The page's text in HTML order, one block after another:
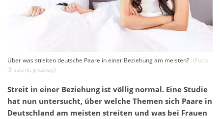
Über was streiten deutsche Paare in einer Beziehung am meisten? (Foto:
© sasint, pixabay)
Streit in einer Beziehung ist völlig normal. Eine Studie
hat nun untersucht, über welche Themen sich Paare in
Deutschland am meisten streiten und was bei Frauen